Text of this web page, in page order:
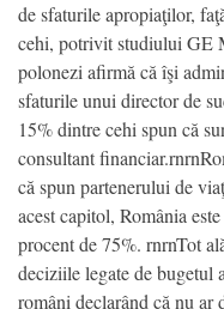
de sfaturile apropiaţilor,
cehi, potrivit studiului GE
polonezi afirmă că îşi
sfaturile unui director de
15% dintre cehi spun că
consultant
că spun partenerului de
acest capitol, România
procent de 75%. rnrnTot
deciziile legate de bugetul
români declarând că nu ar